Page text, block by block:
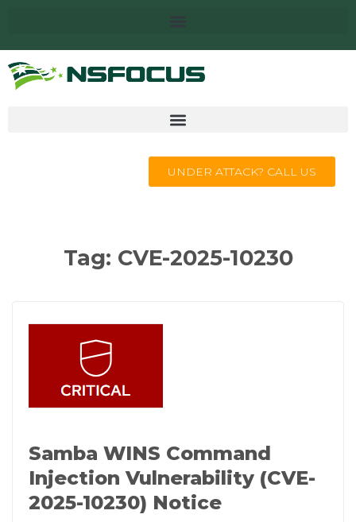
UNDER ATTACK? CALL US
Tag: CVE-2025-10230
Samba WINS Command
Injection Vulnerability (CVE-
2025-10230) Notice